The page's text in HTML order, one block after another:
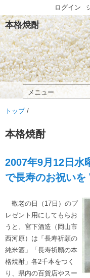
本格焼酎
トップ/
本格焼酎
2007年9月12日水
で長寿のお祝いを
敬老の日（17日）のプ
レゼント用にしてもらお
うと、宮下酒造（岡山市
西河原）は「長寿祈願の
純米酒」「長寿祈願の本
格焼酎」各2千本をつく
り、県内の百貨店やスー
ログイン